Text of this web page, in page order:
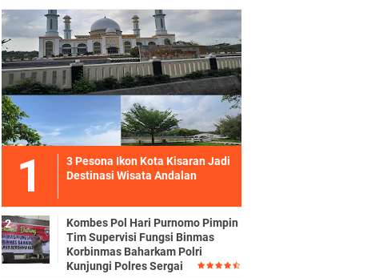
3 Pesona Ikon Kota Kisaran Jadi
Destinasi Wisata Andalan
Kombes Pol Hari Purnomo Pimpin
Tim Supervisi Fungsi Binmas
Korbinmas Baharkam Polri
Kunjungi Polres Sergai